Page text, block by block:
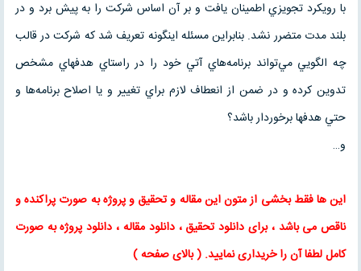
با رويكرد تجويزي اطمينان يافت و بر آن اساس شركت را به پيش برد و در
بلند مدت متضرر نشد. بنابراين مسئله اينگونه تعريف شد كه شركت در قالب
چه الگويي مي‌تواند برنامه‌هاي آتي خود را در راستاي هدفهاي مشخص
تدوين كرده و در ضمن از انعطاف لازم براي تغيير و يا اصلاح برنامه‌ها و
حتي هدفها برخوردار باشد؟
و…
این ها فقط بخشی از متون اینمقاله وتحقیق و پروژه به صورت پراکنده و
ناقص می باشد ، برای دانلود تحقیق ،دانلود مقاله ، دانلود پروژه به صورت
کامل لطفا آن را خریداری نمایید. (بالای صفحه)